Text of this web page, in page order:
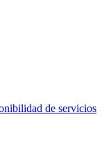
de servicios